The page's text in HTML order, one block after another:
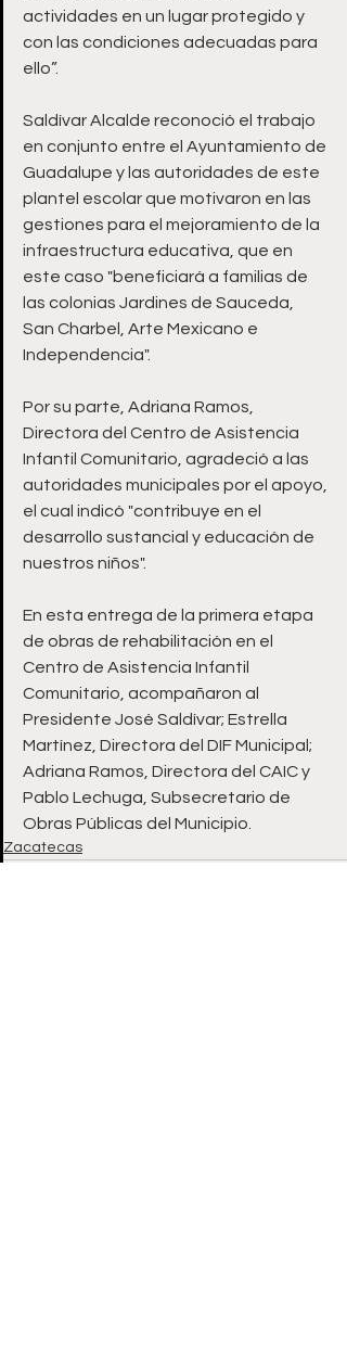
actividades en un lugar protegido y
con las condiciones adecuadas para
ello”.
Saldívar Alcalde reconoció el trabajo
en conjunto entre el Ayuntamiento de
Guadalupe y las autoridades de este
plantel escolar que motivaron en las
gestiones para el mejoramiento de la
infraestructura educativa, que en
este caso "beneficiará a familias de
las colonias Jardines de Sauceda,
San Charbel, Arte Mexicano e
Independencia".
Por su parte, Adriana Ramos,
Directora del Centro de Asistencia
Infantil Comunitario, agradeció a las
autoridades municipales por el apoyo,
el cual indicó "contribuye en el
desarrollo sustancial y educación de
nuestros niños".
En esta entrega de la primera etapa
de obras de rehabilitación en el
Centro de Asistencia Infantil
Comunitario, acompañaron al
Presidente José Saldívar; Estrella
Martínez, Directora del DIF Municipal;
Adriana Ramos, Directora del CAIC y
Pablo Lechuga, Subsecretario de
Obras Públicas del Municipio.
Zacatecas